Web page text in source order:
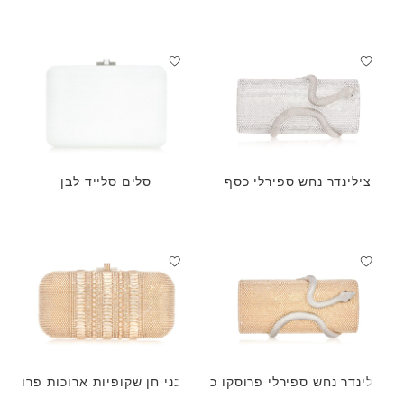
צילינדר נחש ספירלי כסף סלים סלייד לבן
צילינדר נחש ספירלי פרוסקו כ
אבני חן שקופיות ארוכות פרו